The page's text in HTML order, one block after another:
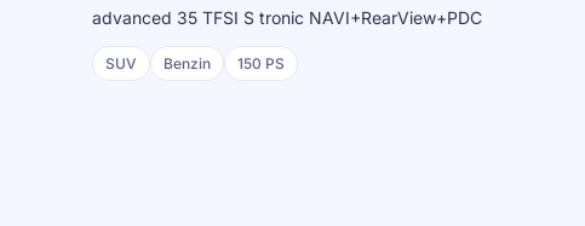
advanced 35 TFSI S tronic NAVI+RearView+PDC
SUV Benzin 150 PS